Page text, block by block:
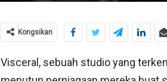
Kongsikan
Visceral, sebuah studio yang